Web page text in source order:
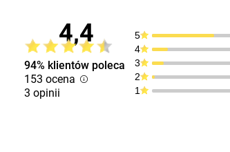
4,4
94% klientów poleca
153 ocena
3 opinii
5
4
3
2
1